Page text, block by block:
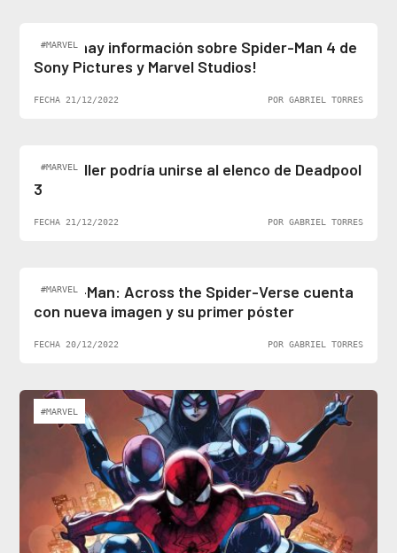
#MARVEL
¡Al fin hay información sobre Spider-Man 4 de
Sony Pictures y Marvel Studios!
FECHA 21/12/2022 POR GABRIEL TORRES
#MARVEL
Ben Stiller podría unirse al elenco de Deadpool
3
FECHA 21/12/2022 POR GABRIEL TORRES
#MARVEL
Spider-Man: Across the Spider-Verse cuenta
con nueva imagen y su primer póster
FECHA 20/12/2022 POR GABRIEL TORRES
#MARVEL